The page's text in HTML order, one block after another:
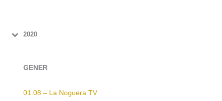
2020
GENER
01.08 – La Noguera TV